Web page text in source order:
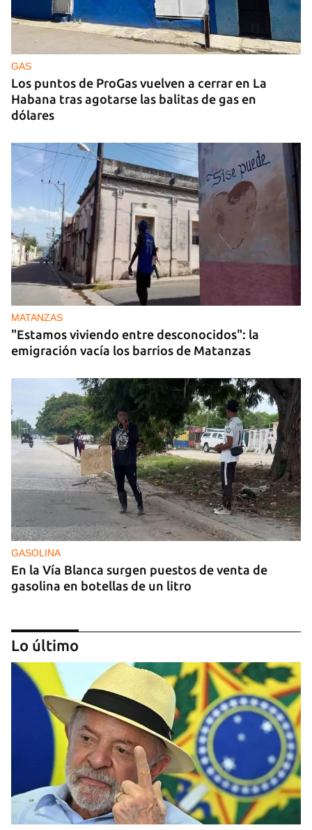
GAS
Los puntos de ProGas vuelven a cerrar en La
Habana tras agotarse las balitas de gas en
dólares
MATANZAS
"Estamos viviendo entre desconocidos": la
emigración vacía los barrios de Matanzas
GASOLINA
En la Vía Blanca surgen puestos de venta de
gasolina en botellas de un litro
DONACIONES
China entrega otros 5.000 sistemas fotovoltaicos
para zonas rurales de Cuba
Lo último